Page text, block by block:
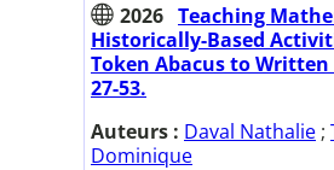
2026 Teaching
Historically-Based
Token Abacus to
27-53.
Auteurs : Daval Nathalie ;
Dominique